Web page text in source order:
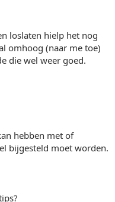
loslaten hielp het nog
omhoog (naar me toe)
die wel weer goed.
hebben met of
bijgesteld moet worden.